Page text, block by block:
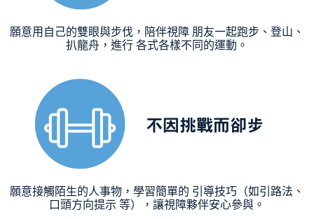
願意用自己的雙眼與步伐，陪伴視障 朋友一起跑步、登山、
扒龍舟，進行 各式各樣不同的運動。
不因挑戰而卻步
願意接觸陌生的人事物，學習簡單的 引導技巧（如引路法、
口頭方向提示 等），讓視障夥伴安心參與。